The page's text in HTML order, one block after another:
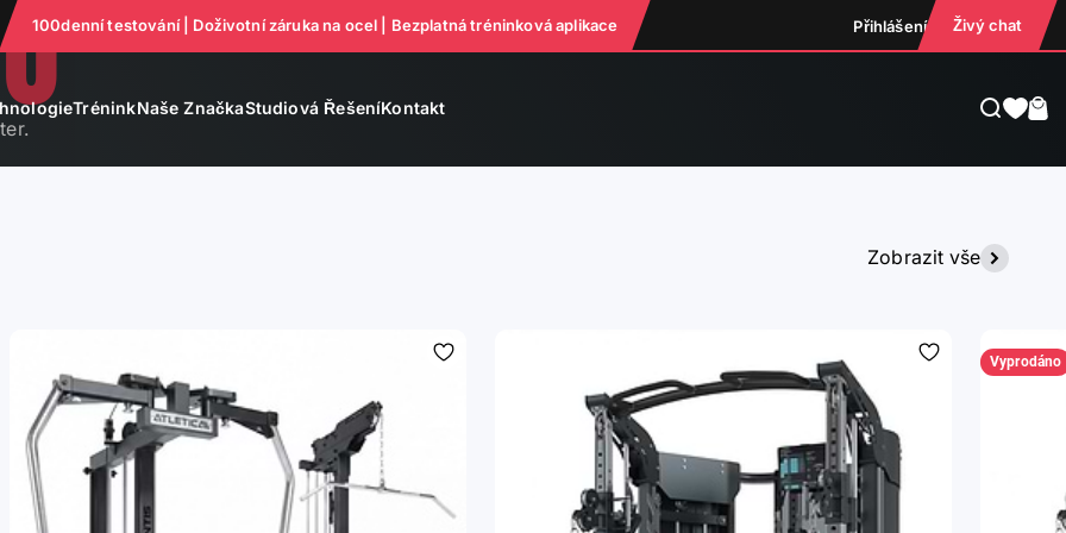
100denní testování | Doživotní záruka na ocel | Bezplatná tréninková aplikace Přihlášení Živý chat
TréninkNaše ZnačkaStudiová ŘešeníKontakt Hledat
Zobrazit vše
Vyprodáno